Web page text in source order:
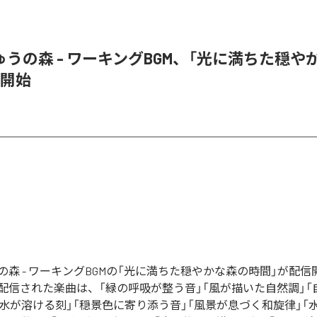
の森 - ワーキングBGM、「光に満ちた穏や
始
森 - ワーキングBGMの「光に満ちた穏やかな森の時間」が配
信された楽曲は、「緑の呼吸が整う音」「風が描いた自然調」
が溶ける刻」「穏景色に寄り添う音」「風景が息づく和旋律」